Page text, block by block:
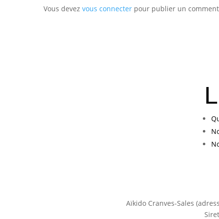
Vous devez vous connecter pour publier un
Aïkido Cranves-Sales